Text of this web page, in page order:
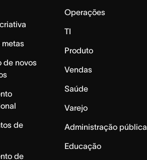
metas
de novos
de
de
Operações
TI
Produto
Vendas
Saúde
Varejo
Administração pública
Educação